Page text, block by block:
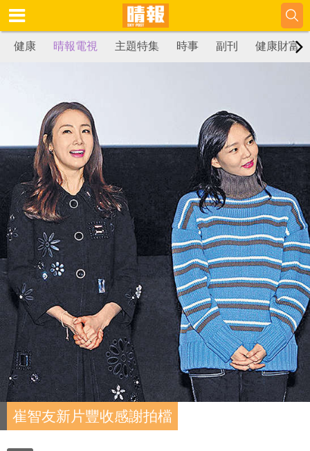
健康 晴報電視 主題特集 時事 副刊 健康財富
崔智友新片豐收感謝拍檔